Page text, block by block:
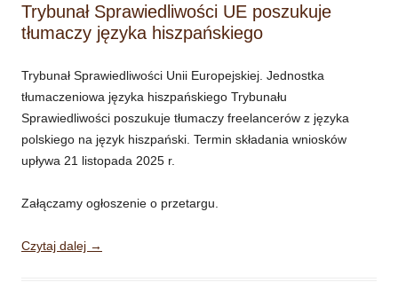
Trybunał Sprawiedliwości UE poszukuje
tłumaczy języka hiszpańskiego
Trybunał Sprawiedliwości Unii Europejskiej. Jednostka
tłumaczeniowa języka hiszpańskiego Trybunału
Sprawiedliwości poszukuje tłumaczy freelancerów z języka
polskiego na język hiszpański. Termin składania wniosków
upływa 21 listopada 2025 r.
Załączamy ogłoszenie o przetargu.
Czytaj dalej →